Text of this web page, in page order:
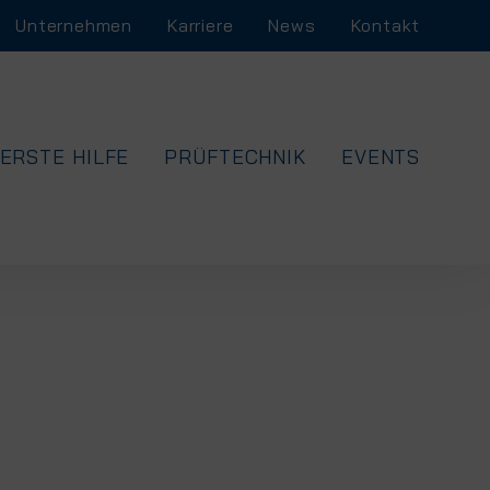
Unternehmen Karriere News Kontakt
ERSTE HILFE PRÜFTECHNIK EVENTS